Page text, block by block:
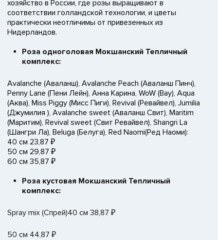
хозяйство в России, где розы выращивают в
соответствии голландской технологии, и цветы
практически неотличимы от привезенных из
Нидерландов.
Роза одноголовая Мокшанский Тепличный
комплекс:
Avalanche (Аваланш), Avalanche Peach (Аваланш Пинч),
Penny Lane (Пени Лейн), Анна Карина, WoW (Вау), Aqua
(Аква), Miss Piggy (Мисс Пиги), Revival (Ревайвел), Jumilia
(Джумилия ), Avalanche sweet (Аваланш Свит), Maritim
(Маритим), Revival sweet (Свит Ревайвел), Shangri La
(Шангри Ла), Beluga (Белуга), Red Naomi(Ред Наоми):
40 см 23,87 ₽
50 см 29,87 ₽
60 см 35,87 ₽
Роза кустовая Мокшанский Тепличный
комплекс:
Spray mix (Спрей)40 см 38,87 ₽
50 см 44,87 ₽